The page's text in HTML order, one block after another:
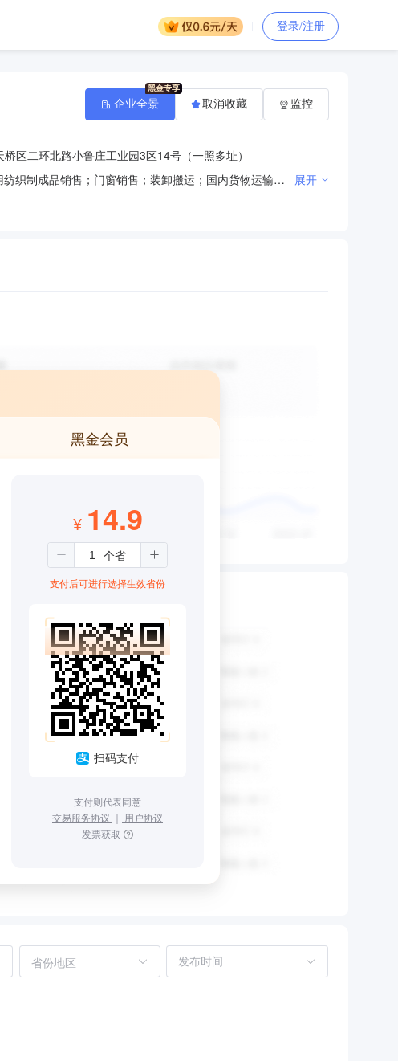
登录/注册
区二环北路小鲁庄工业园3区14号（一照多址）
一般项目：供应链管理服务；家用纺织制成品制造；针纺织品销售；针纺织品及原料销售；产业用纺织制成品销售；门窗销售；装卸搬运；国内货物运输代理；农副产品销售；土石方工程施工；运输货物打包服务；道路货物运输站经营；技术服务、技术开发、技术咨询、技术交流、技术转让、技术推广；金属材料销售；日用品批发；服装服饰批发；信息咨询服务（不含许可类信息咨询服务）；日用品销售；企业管理；物联网技术服务；电子产品销售；企业管理咨询；普通货物仓储服务（不含危险化学品等需许可审批的项目）；办公用品销售；劳动保护用品销售；鞋帽批发；鞋帽零售；玻璃仪器销售；日用百货销售；日用玻璃制品销售；卫生陶瓷制品销售；厨具卫具及日用杂品批发；厨具卫具及日用杂品零售；家具零配件销售；家具销售；建筑装饰材料销售；食品互联网销售（销售预包装食品）；建筑装饰、水暖管道零件及其他建筑用金属制品制造；智能家庭消费设备销售；人工智能硬件销售；智能仪器仪表销售；家用电器销售；灯具销售；照明器具销售。（除依法须经批准的项目外，凭营业执照依法自主开展经营活动）许可项目：食品经营（销售散装食品）；食品经营；餐饮服务；食品互联网销售；酒类经营；各类工程建设活动。（依法须经批准的项目，经相关部门批准后方可开展经营活动，具体经营项目以相关部门批准文件或许可证件为准） 展开
企业全景 取消收藏 监控
黑金会员
月
元
¥ 14.9
支付后可进行选择生效省份
扫码支付
支付则代表同意
交易服务协议 ｜ 用户协议
发票获取
省份地区